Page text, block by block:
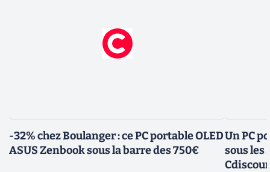
-32% chez Boulanger : ce PC portable OLED
ASUS Zenbook sous la barre des 750€
Un PC
sous les